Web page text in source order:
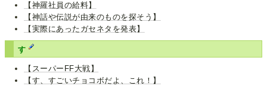
【神羅社員の給料】
【神話や伝説が由来のものを探そう】
【実際にあったガセネタを発表】
す
【スーパーFF大戦】
【す、すごいチョコボだよ、これ！】